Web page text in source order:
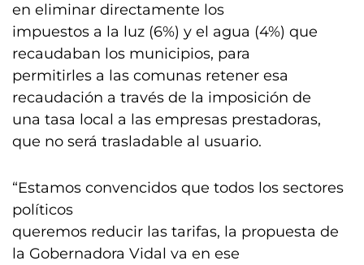
en eliminar directamente los
impuestos a la luz (6%) y el agua (4%) que
recaudaban los municipios, para
permitirles a las comunas retener esa
recaudación a través de la imposición de
una tasa local a las empresas prestadoras,
que no será trasladable al usuario.
“Estamos convencidos que todos los sectores
políticos
queremos reducir las tarifas, la propuesta de
la Gobernadora Vidal va en ese